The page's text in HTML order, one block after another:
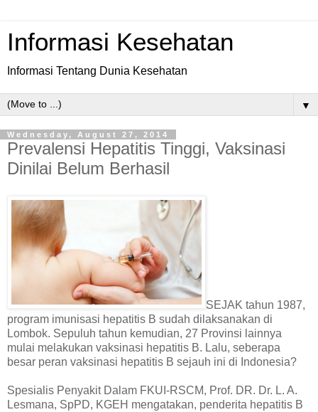
Informasi Kesehatan
Informasi Tentang Dunia Kesehatan
▼
Wednesday, August 27, 2014
Prevalensi Hepatitis Tinggi, Vaksinasi
Dinilai Belum Berhasil
SEJAK tahun 1987,
program imunisasi hepatitis B sudah dilaksanakan di
Lombok. Sepuluh tahun kemudian, 27 Provinsi lainnya
mulai melakukan vaksinasi hepatitis B. Lalu, seberapa
besar peran vaksinasi hepatitis B sejauh ini di Indonesia?
Spesialis Penyakit Dalam FKUI-RSCM, Prof. DR. Dr. L. A.
Lesmana, SpPD, KGEH mengatakan, penderita hepatitis B